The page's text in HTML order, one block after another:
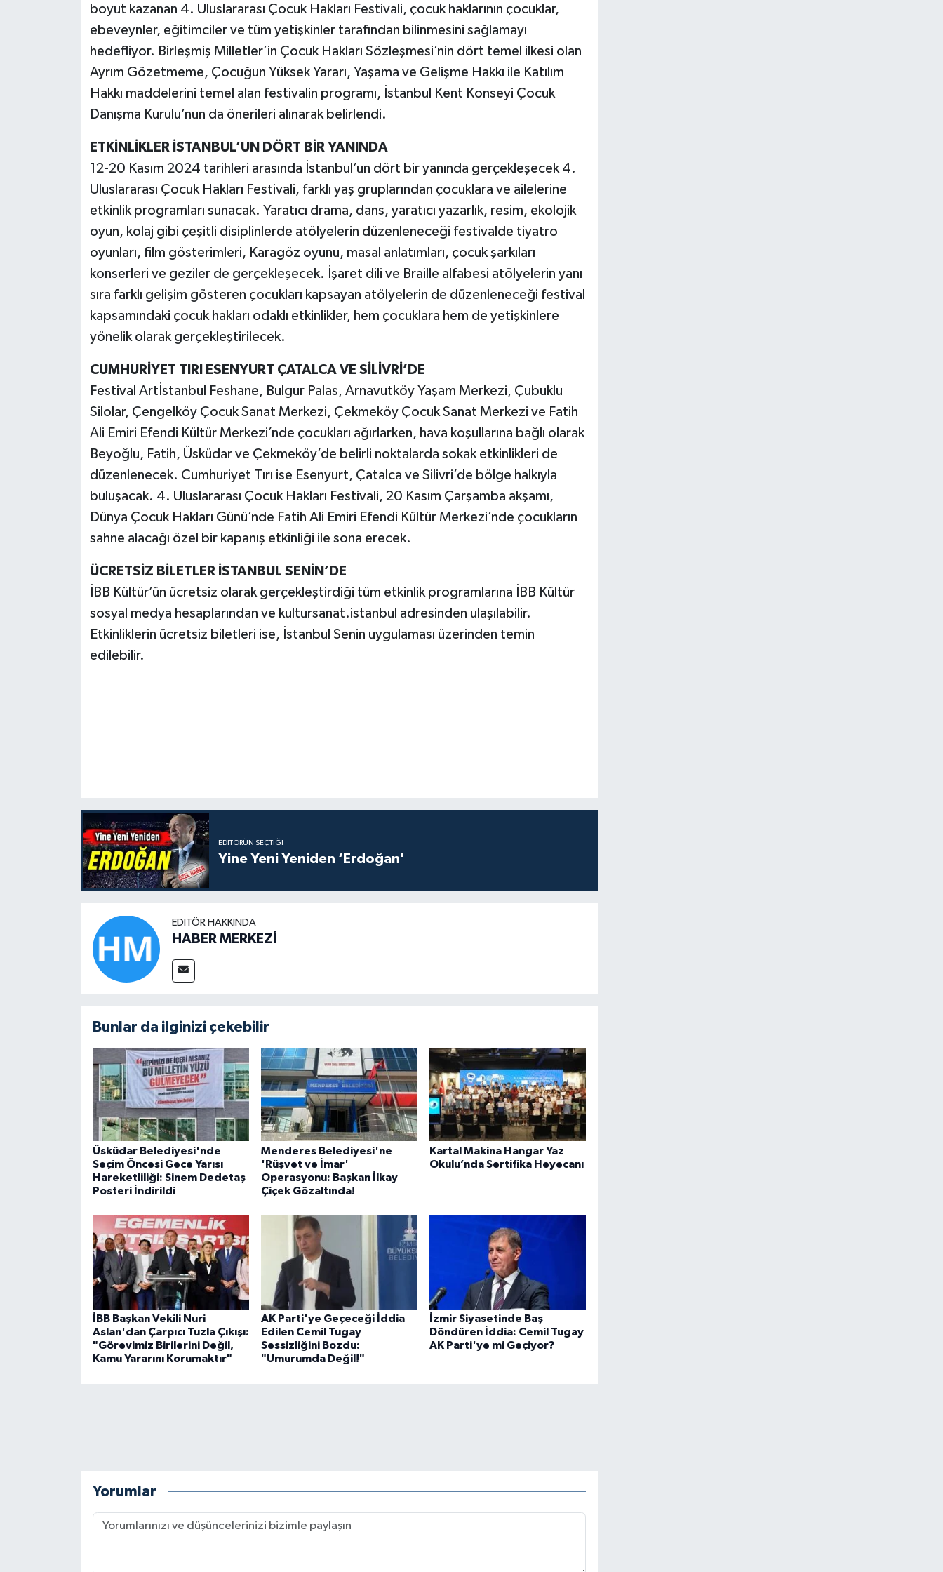
boyut kazanan 4. Uluslararası Çocuk Hakları Festivali, çocuk haklarının çocuklar,
ebeveynler, eğitimciler ve tüm yetişkinler tarafından bilinmesini sağlamayı
hedefliyor. Birleşmiş Milletler’in Çocuk Hakları Sözleşmesi’nin dört temel ilkesi olan
Ayrım Gözetmeme, Çocuğun Yüksek Yararı, Yaşama ve Gelişme Hakkı ile Katılım
Hakkı maddelerini temel alan festivalin programı, İstanbul Kent Konseyi Çocuk
Danışma Kurulu’nun da önerileri alınarak belirlendi.
ETKİNLİKLER İSTANBUL’UN DÖRT BİR YANINDA
12-20 Kasım 2024 tarihleri arasında İstanbul’un dört bir yanında gerçekleşecek 4.
Uluslararası Çocuk Hakları Festivali, farklı yaş gruplarından çocuklara ve ailelerine
etkinlik programları sunacak. Yaratıcı drama, dans, yaratıcı yazarlık, resim, ekolojik
oyun, kolaj gibi çeşitli disiplinlerde atölyelerin düzenleneceği festivalde tiyatro
oyunları, film gösterimleri, Karagöz oyunu, masal anlatımları, çocuk şarkıları
konserleri ve geziler de gerçekleşecek. İşaret dili ve Braille alfabesi atölyelerin yanı
sıra farklı gelişim gösteren çocukları kapsayan atölyelerin de düzenleneceği festival
kapsamındaki çocuk hakları odaklı etkinlikler, hem çocuklara hem de yetişkinlere
yönelik olarak gerçekleştirilecek.
CUMHURİYET TIRI ESENYURT ÇATALCA VE SİLİVRİ’DE
Festival Artİstanbul Feshane, Bulgur Palas, Arnavutköy Yaşam Merkezi, Çubuklu
Silolar, Çengelköy Çocuk Sanat Merkezi, Çekmeköy Çocuk Sanat Merkezi ve Fatih
Ali Emiri Efendi Kültür Merkezi’nde çocukları ağırlarken, hava koşullarına bağlı olarak
Beyoğlu, Fatih, Üsküdar ve Çekmeköy’de belirli noktalarda sokak etkinlikleri de
düzenlenecek. Cumhuriyet Tırı ise Esenyurt, Çatalca ve Silivri’de bölge halkıyla
buluşacak. 4. Uluslararası Çocuk Hakları Festivali, 20 Kasım Çarşamba akşamı,
Dünya Çocuk Hakları Günü’nde Fatih Ali Emiri Efendi Kültür Merkezi’nde çocukların
sahne alacağı özel bir kapanış etkinliği ile sona erecek.
ÜCRETSİZ BİLETLER İSTANBUL SENİN’DE
İBB Kültür’ün ücretsiz olarak gerçekleştirdiği tüm etkinlik programlarına İBB Kültür
sosyal medya hesaplarından ve kultursanat.istanbul adresinden ulaşılabilir.
Etkinliklerin ücretsiz biletleri ise, İstanbul Senin uygulaması üzerinden temin
edilebilir.
EDITÖRÜN SEÇTIĞI
Yine Yeni Yeniden ‘Erdoğan'
EDITÖR HAKKINDA
HABER MERKEZİ
Bunlar da ilginizi çekebilir
Üsküdar Belediyesi'nde
Seçim Öncesi Gece Yarısı
Hareketliliği: Sinem Dedetaş
Posteri İndirildi
Menderes Belediyesi'ne
'Rüşvet ve İmar'
Operasyonu: Başkan İlkay
Çiçek Gözaltında!
Kartal Makina Hangar Yaz
Okulu’nda Sertifika Heyecanı
İBB Başkan Vekili Nuri
Aslan'dan Çarpıcı Tuzla Çıkışı:
"Görevimiz Birilerini Değil,
Kamu Yararını Korumaktır"
AK Parti'ye Geçeceği İddia
Edilen Cemil Tugay
Sessizliğini Bozdu:
"Umurumda Değil!"
İzmir Siyasetinde Baş
Döndüren İddia: Cemil Tugay
AK Parti'ye mi Geçiyor?
Yorumlar